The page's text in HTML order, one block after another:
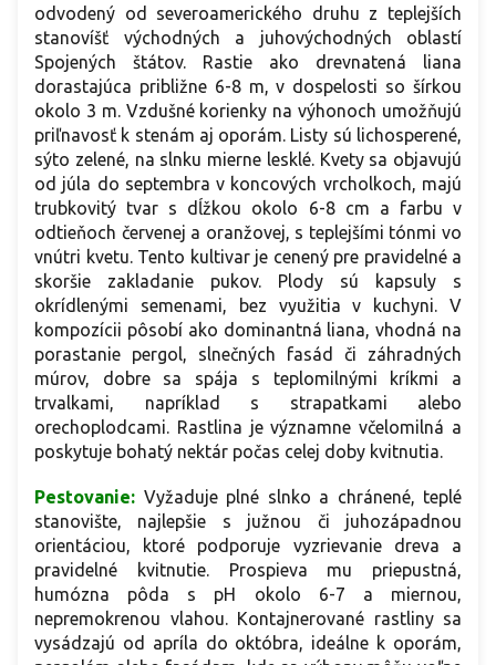
odvodený od severoamerického druhu z teplejších
stanovíšť východných a juhovýchodných oblastí
Spojených štátov. Rastie ako drevnatená liana
dorastajúca približne 6-8 m, v dospelosti so šírkou
okolo 3 m. Vzdušné korienky na výhonoch umožňujú
priľnavosť k stenám aj oporám. Listy sú lichosperené,
sýto zelené, na slnku mierne lesklé. Kvety sa objavujú
od júla do septembra v koncových vrcholkoch, majú
trubkovitý tvar s dĺžkou okolo 6-8 cm a farbu v
odtieňoch červenej a oranžovej, s teplejšími tónmi vo
vnútri kvetu. Tento kultivar je cenený pre pravidelné a
skoršie zakladanie pukov. Plody sú kapsuly s
okrídlenými semenami, bez využitia v kuchyni. V
kompozícii pôsobí ako dominantná liana, vhodná na
porastanie pergol, slnečných fasád či záhradných
múrov, dobre sa spája s teplomilnými kríkmi a
trvalkami, napríklad s strapatkami alebo
orechoplodcami. Rastlina je významne včelomilná a
poskytuje bohatý nektár počas celej doby kvitnutia.
Pestovanie: Vyžaduje plné slnko a chránené, teplé
stanovište, najlepšie s južnou či juhozápadnou
orientáciou, ktoré podporuje vyzrievanie dreva a
pravidelné kvitnutie. Prospieva mu priepustná,
humózna pôda s pH okolo 6-7 a miernou,
nepremokrenou vlahou. Kontajnerované rastliny sa
vysádzajú od apríla do októbra, ideálne k oporám,